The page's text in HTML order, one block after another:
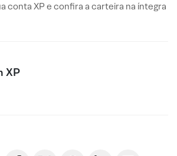
conta XP e confira a carteira na íntegra
XP